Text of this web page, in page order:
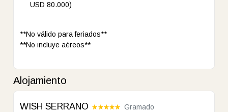
USD 80.000)
**No válido para feriados**
**No incluye aéreos**
Alojamiento
WISH SERRANO Gramado